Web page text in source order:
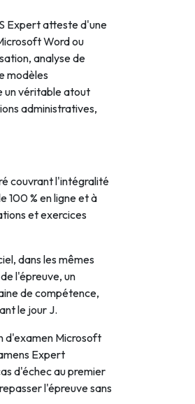
Expert atteste d'une
Word ou
analyse de
modèles
un véritable atout
administratives,
couvrant l'intégralité
100 % en ligne et à
et exercices
dans les mêmes
l'épreuve, un
de compétence,
le jour J.
d'examen Microsoft
Expert
d'échec au premier
l'épreuve sans